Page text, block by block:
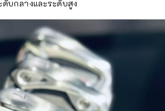
บกลางและระดับสูง